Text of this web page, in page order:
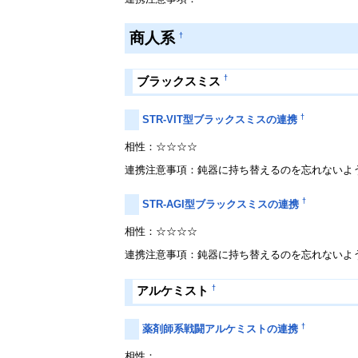
商人系†
ブラックスミス †
STR-VIT型ブラックスミスの連携 †
相性：☆☆☆☆
連携注意事項：鈍器に持ち替えるのを忘れないよ
STR-AGI型ブラックスミスの連携 †
相性：☆☆☆☆
連携注意事項：鈍器に持ち替えるのを忘れないよ
アルケミスト †
薬剤師系戦闘アルケミストの連携 †